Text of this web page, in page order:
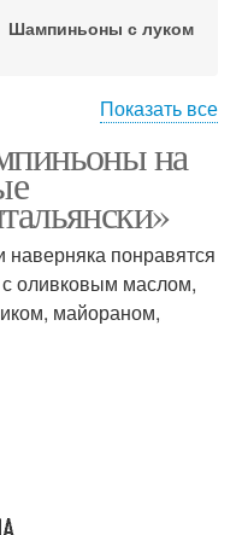
Шампиньоны с луком
Показать все
на
наверняка понравятся
оливковым маслом,
майораном,